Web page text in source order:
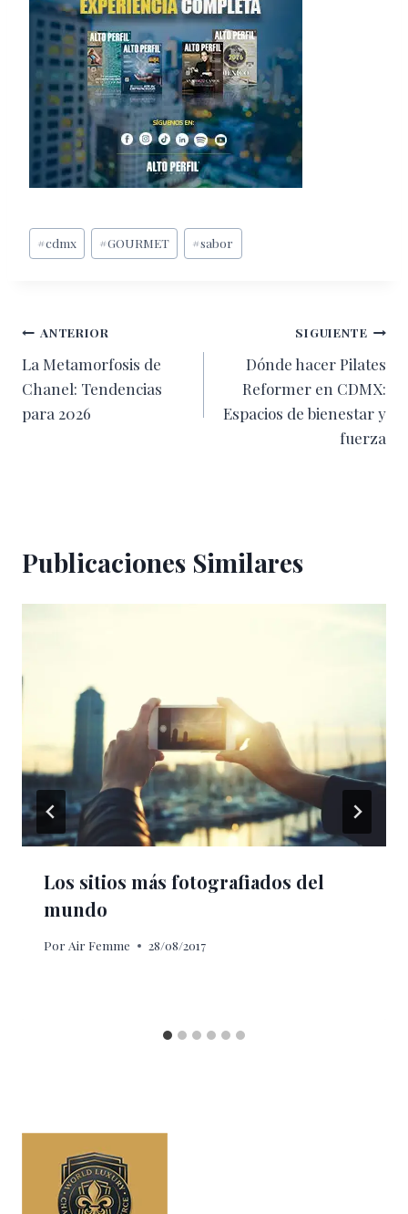
Etiquetas
de
#cdmx #GOURMET #sabor
Navegación
de
entradas
ANTERIOR
La Metamorfosis de
Chanel: Tendencias
para 2026
SIGUIENTE
Dónde hacer Pilates
Reformer en CDMX:
Espacios de bienestar y
fuerza
Publicaciones Similares
Los sitios más fotografiados del
mundo
Por Air Femme 28/08/2017